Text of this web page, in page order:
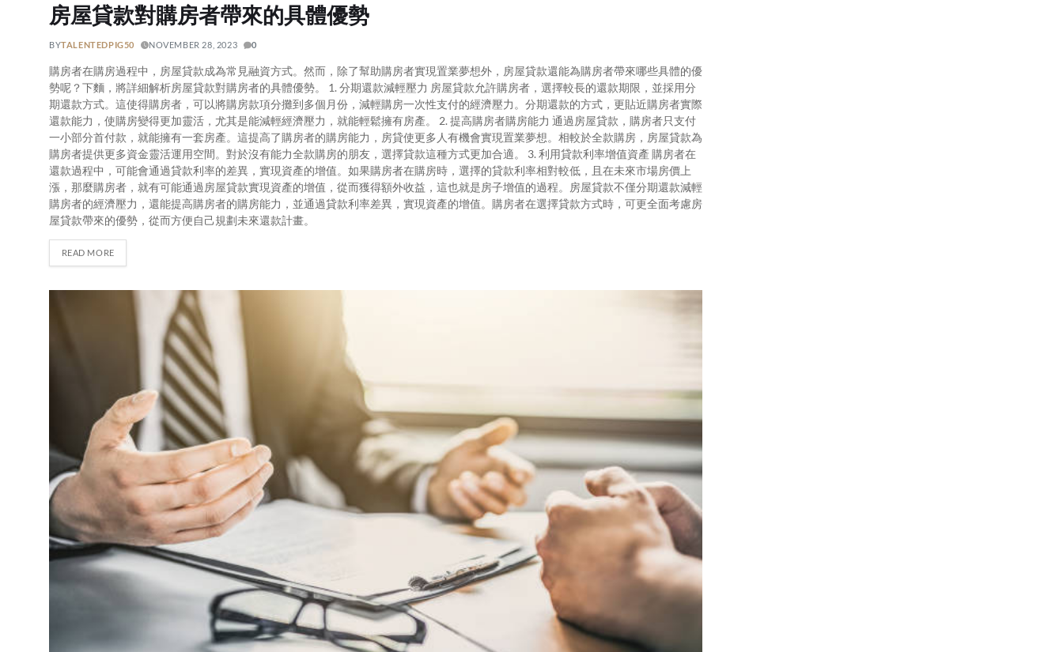
房屋貸款對購房者帶來的具體優勢
BYTALENTEDPIG50 NOVEMBER 28, 2023 0
購房者在購房過程中，房屋貸款成為常見融資方式。然而，除了幫助購房者實現置業夢想外，房屋貸款還能為購房者帶來哪些具體的優
勢呢？下麵，將詳細解析房屋貸款對購房者的具體優勢。 1. 分期還款減輕壓力 房屋貸款允許購房者，選擇較長的還款期限，並採用分
期還款方式。這使得購房者，可以將購房款項分攤到多個月份，減輕購房一次性支付的經濟壓力。分期還款的方式，更貼近購房者實際
還款能力，使購房變得更加靈活，尤其是能減輕經濟壓力，就能輕鬆擁有房產。 2. 提高購房者購房能力 通過房屋貸款，購房者只支付
一小部分首付款，就能擁有一套房產。這提高了購房者的購房能力，房貸使更多人有機會實現置業夢想。相較於全款購房，房屋貸款為
購房者提供更多資金靈活運用空間。對於沒有能力全款購房的朋友，選擇貸款這種方式更加合適。 3. 利用貸款利率增值資產 購房者在
還款過程中，可能會通過貸款利率的差異，實現資產的增值。如果購房者在購房時，選擇的貸款利率相對較低，且在未來市場房價上
漲，那麼購房者，就有可能通過房屋貸款實現資產的增值，從而獲得額外收益，這也就是房子增值的過程。房屋貸款不僅分期還款減輕
購房者的經濟壓力，還能提高購房者的購房能力，並通過貸款利率差異，實現資產的增值。購房者在選擇貸款方式時，可更全面考慮房
屋貸款帶來的優勢，從而方便自己規劃未來還款計畫。
READ MORE